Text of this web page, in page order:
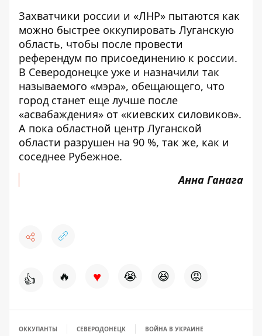
Захватчики россии и «ЛНР» пытаются как
можно быстрее оккупировать Луганскую
область, чтобы после провести
референдум по присоединению к россии.
В Северодонецке уже и назначили так
называемого «мэра», обещающего, что
город станет еще лучше после
«асвабаждения» от «киевских силовиков».
А пока областной центр Луганской
области разрушен на 90 %, так же, как и
соседнее Рубежное.
Анна Ганага
👍 🔥 ♥ 😭 😆 😡
ОККУПАНТЫ СЕВЕРОДОНЕЦК ВОЙНА В УКРАИНЕ